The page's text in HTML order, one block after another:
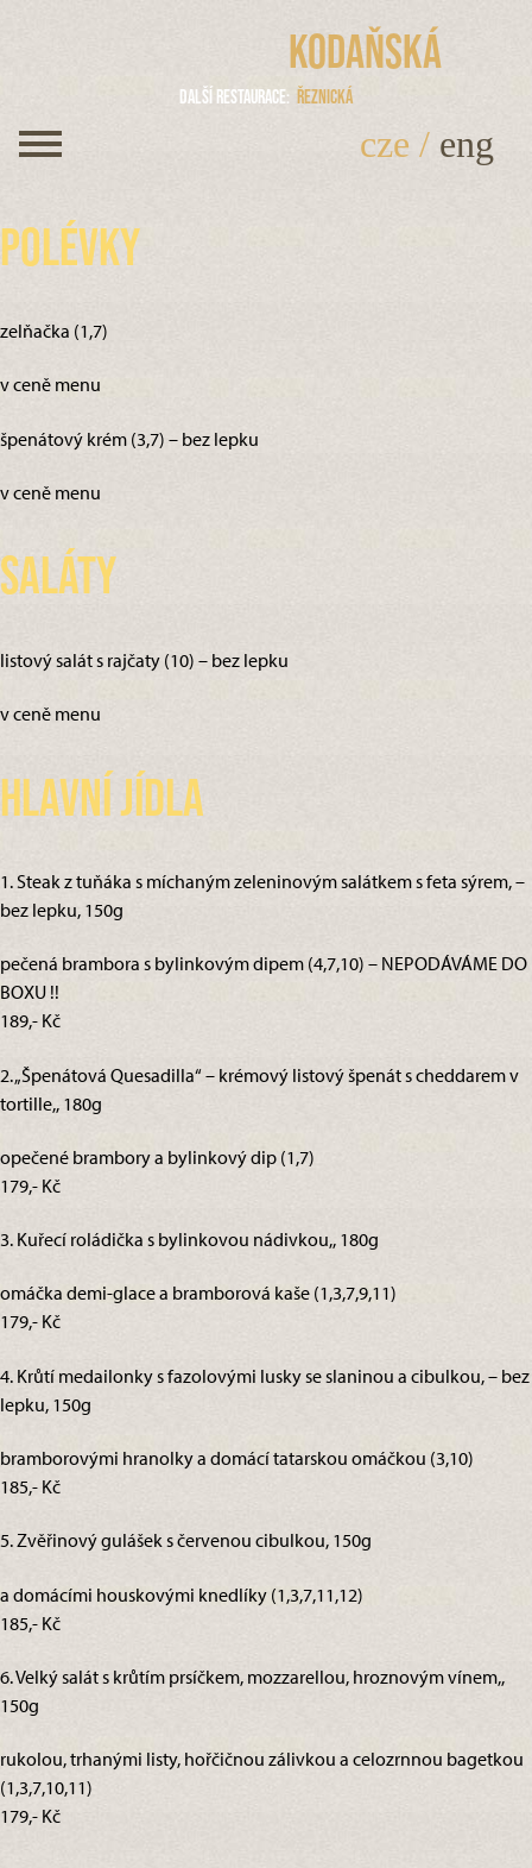
Kodaňská
Další restaurace Řeznická
cze / eng
Polévky
zelňačka (1,7)
v ceně menu
špenátový krém (3,7) – bez lepku
v ceně menu
Saláty
listový salát s rajčaty (10) – bez lepku
v ceně menu
Hlavní jídla
1. Steak z tuňáka s míchaným zeleninovým salátkem s feta sýrem, –
bez lepku, 150g
pečená brambora s bylinkovým dipem (4,7,10) – NEPODÁVÁME DO
BOXU !!
189,- Kč
2. „Špenátová Quesadilla“ – krémový listový špenát s cheddarem v
tortille,, 180g
opečené brambory a bylinkový dip (1,7)
179,- Kč
3. Kuřecí roládička s bylinkovou nádivkou,, 180g
omáčka demi-glace a bramborová kaše (1,3,7,9,11)
179,- Kč
4. Krůtí medailonky s fazolovými lusky se slaninou a cibulkou, – bez
lepku, 150g
bramborovými hranolky a domácí tatarskou omáčkou (3,10)
185,- Kč
5. Zvěřinový gulášek s červenou cibulkou, 150g
a domácími houskovými knedlíky (1,3,7,11,12)
185,- Kč
6. Velký salát s krůtím prsíčkem, mozzarellou, hroznovým vínem,,
150g
rukolou, trhanými listy, hořčičnou zálivkou a celozrnnou bagetkou
(1,3,7,10,11)
179,- Kč